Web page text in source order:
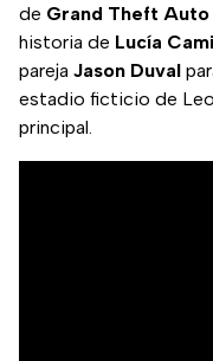
de Grand Theft Auto
historia de Lucía
pareja Jason Duval
estadio ficticio de
principal.